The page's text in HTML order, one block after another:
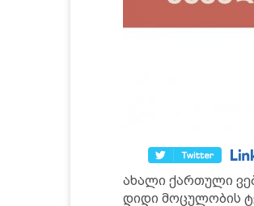
ახალი ქართული
დიდი მოცულობის